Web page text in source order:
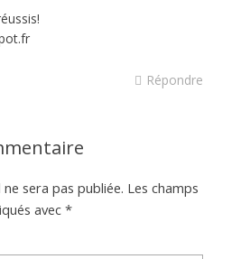
Répondre
sera pas publiée. Les champs
avec *